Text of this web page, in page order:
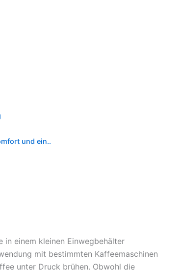
und ein..
einem kleinen Einwegbehälter
mit bestimmten Kaffeemaschinen
unter Druck brühen. Obwohl die